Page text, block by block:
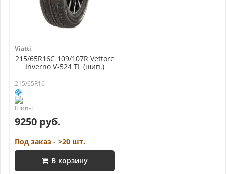
Viatti
215/65R16C 109/107R Vettore
Inverno V-524 TL (шип.)
215/65R16 —
9250 руб.
Под заказ - >20 шт.
В корзину